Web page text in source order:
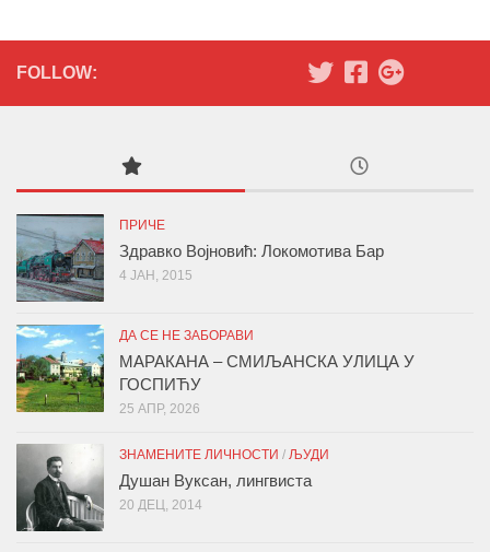
FOLLOW:
ПРИЧЕ
Здравко Војновић: Локомотива Бар
4 ЈАН, 2015
ДА СЕ НЕ ЗАБОРАВИ
МАРАКАНА – СМИЉАНСКА УЛИЦА У
ГОСПИЋУ
25 АПР, 2026
ЗНАМЕНИТЕ ЛИЧНОСТИ / ЉУДИ
Душан Вуксан, лингвиста
20 ДЕЦ, 2014